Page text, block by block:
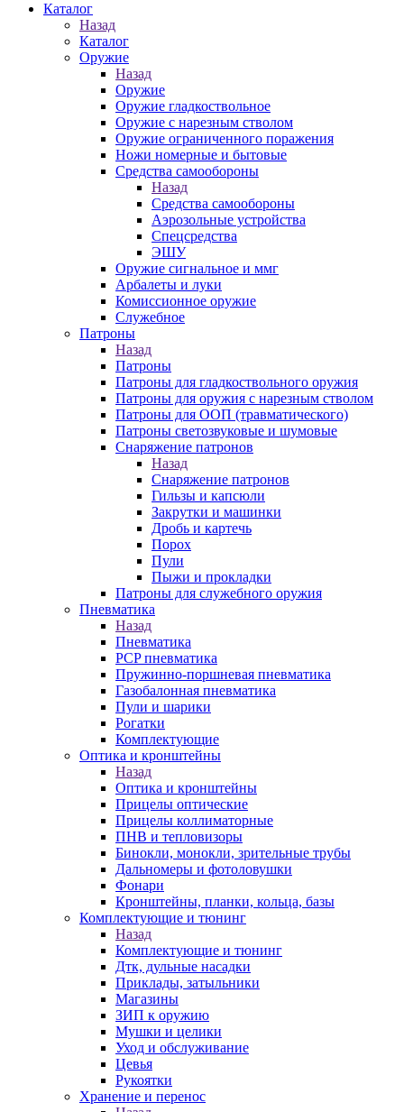
Каталог
Назад
Каталог
Оружие
Назад
Оружие
Оружие гладкоствольное
Оружие с нарезным стволом
Оружие ограниченного поражения
Ножи номерные и бытовые
Средства самообороны
Назад
Средства самообороны
Аэрозольные устройства
Спецсредства
ЭШУ
Оружие сигнальное и ммг
Арбалеты и луки
Комиссионное оружие
Служебное
Патроны
Назад
Патроны
Патроны для гладкоствольного оружия
Патроны для оружия с нарезным стволом
Патроны для ООП (травматического)
Патроны светозвуковые и шумовые
Снаряжение патронов
Назад
Снаряжение патронов
Гильзы и капсюли
Закрутки и машинки
Дробь и картечь
Порох
Пули
Пыжи и прокладки
Патроны для служебного оружия
Пневматика
Назад
Пневматика
PCP пневматика
Пружинно-поршневая пневматика
Газобалонная пневматика
Пули и шарики
Рогатки
Комплектующие
Оптика и кронштейны
Назад
Оптика и кронштейны
Прицелы оптические
Прицелы коллиматорные
ПНВ и тепловизоры
Бинокли, монокли, зрительные трубы
Дальномеры и фотоловушки
Фонари
Кронштейны, планки, кольца, базы
Комплектующие и тюнинг
Назад
Комплектующие и тюнинг
Дтк, дульные насадки
Приклады, затыльники
Магазины
ЗИП к оружию
Мушки и целики
Уход и обслуживание
Цевья
Рукоятки
Хранение и перенос